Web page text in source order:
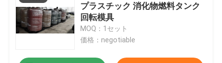
プラスチック 消化物燃料タンク
回転模具
MOQ：1セット
価格：negotiable